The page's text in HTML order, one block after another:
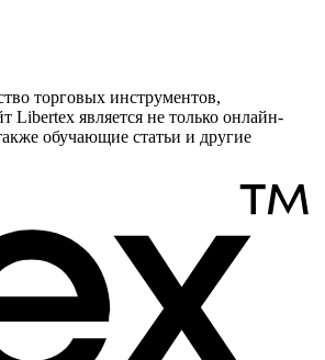
торговых инструментов,
является не только онлайн-
обучающие статьи и другие